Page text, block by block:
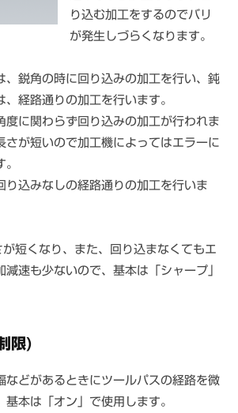
り込む加工をするのでバリ
が発生しづらくなります。
、鋭角の時に回り込みの加工を行い、鈍
経路通りの加工を行います。
度に関わらず回り込みの加工が行われま
さが短いので加工機によってはエラーに
り込みなしの経路通りの加工を行いま
短くなり、また、回り込まなくてもエ
減速も少ないので、基本は「シャープ」
限)
などがあるときにツールパスの経路を微
本は「オン」で使用します。